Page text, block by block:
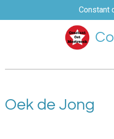
direct
Constant
Oek de Jong